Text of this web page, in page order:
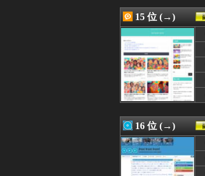
08/05 22:00
15 位 (→)
16 位 (→)